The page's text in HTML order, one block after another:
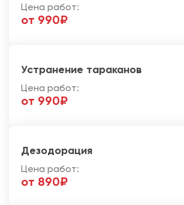
Цена работ:
от 990₽
Устранение тараканов
Цена работ:
от 990₽
Дезодорация
Цена работ:
от 890₽